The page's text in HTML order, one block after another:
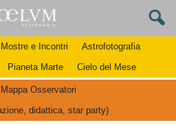
Mostre e Incontri
Astrofotografia
Pianeta Marte Cielo del Mese
Mappa Osservatori
didattica, star party)